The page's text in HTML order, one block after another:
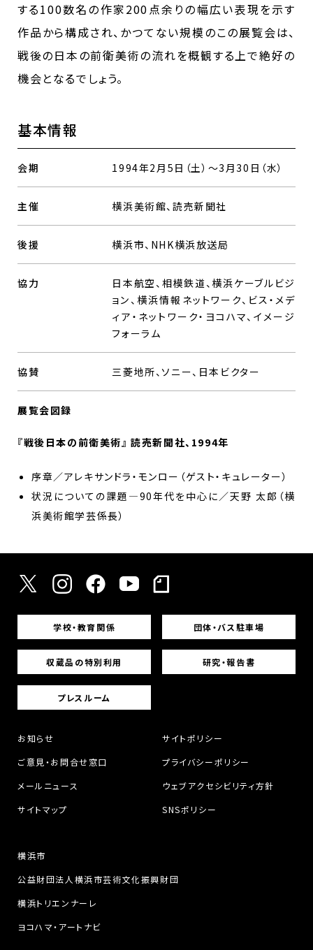
する100数名の作家200点余りの幅広い表現を示す
作品から構成され、かつてない規模のこの展覧会は、
戦後の日本の前衛美術の流れを概観する上で絶好の
機会となるでしょう。
基本情報
会期 1994年2月5日（土）～3月30日（水）
主催 横浜美術館、読売新聞社
後援 横浜市、NHK横浜放送局
協力
日本航空、相模鉄道、横浜ケーブルビジ
ョン、横浜情報ネットワーク、ビス・メデ
ィア・ネットワーク・ヨコハマ、イメージ
フォーラム
協賛 三菱地所、ソニー、日本ビクター
展覧会図録
『戦後日本の前衛美術』 読売新聞社、1994年
序章／アレキサンドラ・モンロー（ゲスト・キュレーター）
状況についての課題—90年代を中心に／天野 太郎（横
浜美術館学芸係長）
学校・教育関係 団体・バス駐車場
収蔵品の特別利用 研究・報告書
プレスルーム
お知らせ
ご意見・お問合せ窓口
メールニュース
サイトマップ
サイトポリシー
プライバシーポリシー
ウェブアクセシビリティ方針
SNSポリシー
横浜市
公益財団法人横浜市芸術文化振興財団
横浜トリエンナーレ
ヨコハマ・アートナビ